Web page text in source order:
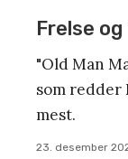
Frelse
"Old Man
som redder
mest.
23. desember